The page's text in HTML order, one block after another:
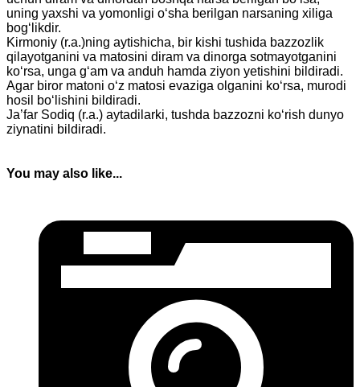
uning yaxshi va yomonligi o‘sha berilgan narsaning xiliga
bog‘likdir.
Kirmoniy (r.a.)ning aytishicha, bir kishi tushida bazzozlik
qilayotganini va matosini diram va dinorga sotmayotganini
ko‘rsa, unga g‘am va anduh hamda ziyon yetishini bildiradi.
Agar biror matoni o‘z matosi evaziga olganini ko‘rsa, murodi
hosil bo‘lishini bildiradi.
Ja’far Sodiq (r.a.) aytadilarki, tushda bazzozni ko‘rish dunyo
ziynatini bildiradi.
You may also like...